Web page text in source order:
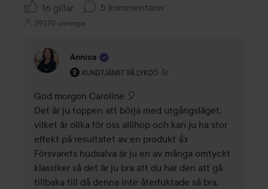
16 gillar 5 kommentarer
39270 visningar
Annica
KUNDTJÄNST PÅ LYKO
Användarens roll: Kundtjänst på Lyko.
5 år
Kommentaren lades 5 år
God morgon Caroline 🎈
Det är ju toppen att börja med utgångsläget,
vilket är olika för oss allihop och kan ju ha stor
effekt på resultatet av en produkt 👍
Försvarets hudsalva är ju en av många omtyckt
klassiker så det är ju bra att du har den att gå
tillbaka till då denna inte återfuktade så bra.